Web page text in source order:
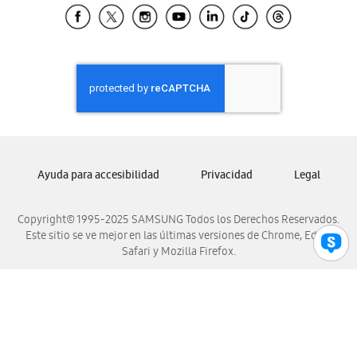
Samsung El Salvador
Samsung Honduras
Samsung Nicaragua
Samsung Panamá
Samsung Venezuela
Copyright© 1995-2025 SAMSUNG Todos los Derechos Reservados.
Este sitio se ve mejor en las últimas versiones de Chrome, Edge,
Safari y Mozilla Firefox.
Ayuda para accesibilidad Privacidad Legal